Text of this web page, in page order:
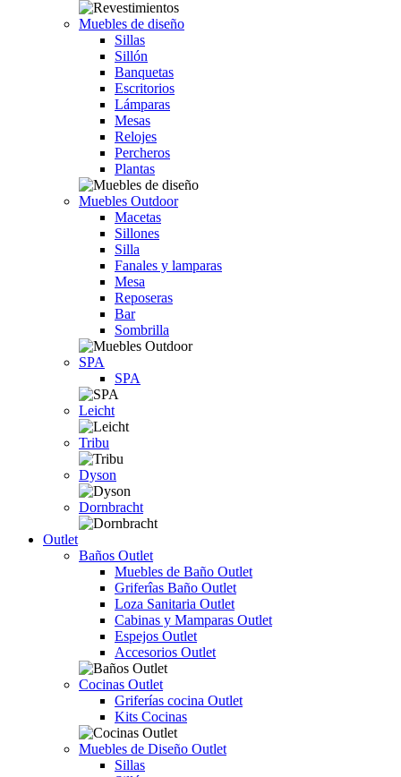
Muebles de diseño
Sillas
Sillón
Banquetas
Escritorios
Lámparas
Mesas
Relojes
Percheros
Plantas
Muebles Outdoor
Macetas
Sillones
Silla
Fanales y lamparas
Mesa
Reposeras
Bar
Sombrilla
SPA
SPA
Leicht
Tribu
Dyson
Dornbracht
Outlet
Baños Outlet
Muebles de Baño Outlet
Griferîas Baño Outlet
Loza Sanitaria Outlet
Cabinas y Mamparas Outlet
Espejos Outlet
Accesorios Outlet
Cocinas Outlet
Griferías cocina Outlet
Kits Cocinas
Muebles de Diseño Outlet
Sillas